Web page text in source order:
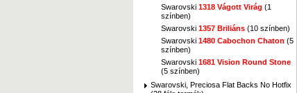
Swarovski 1318 Vágott Virág (1
színben)
Swarovski 1357 Briliáns (10 színben)
Swarovski 1480 Cabochon Chaton (5
színben)
Swarovski 1681 Vision Round Stone
(5 színben)
Swarovski, Preciosa Flat Backs No Hotfix